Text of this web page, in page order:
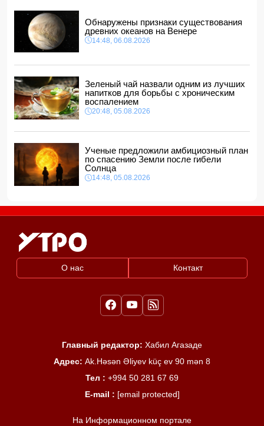
12:48, 06.08.2026
Глава МИД Украины выразил соболезнования в связи с
гибелью граждан Азербайджана в Азовском и Чёрном
морях
МЧС обратилось к гражданам, направляющимся на
пляжи в ветреную погоду
12:34, 06.08.2026
Обнаружены признаки существования
древних океанов на Венере
14:48, 06.08.2026
Зеленый чай назвали одним из лучших
напитков для борьбы с хроническим
воспалением
20:48, 05.08.2026
Ученые предложили амбициозный план
по спасению Земли после гибели
Солнца
14:48, 05.08.2026
О нас Контакт
Главный редактор: Хабил Агазаде
Адрес: Ak.Həsən Əliyev küç ev 90 mən 8
Тел : +994 50 281 67 69
E-mail : [email protected]
На Информационном портале